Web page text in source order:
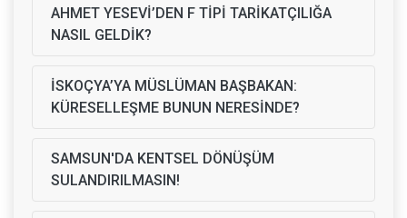
AHMET YESEVİ’DEN F TİPİ TARİKATÇILIĞA
NASIL GELDİK?
İSKOÇYA’YA MÜSLÜMAN BAŞBAKAN:
KÜRESELLEŞME BUNUN NERESİNDE?
SAMSUN'DA KENTSEL DÖNÜŞÜM
SULANDIRILMASIN!